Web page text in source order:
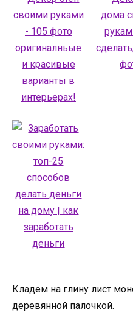
Кладем на глину лист
деревянной палочкой.